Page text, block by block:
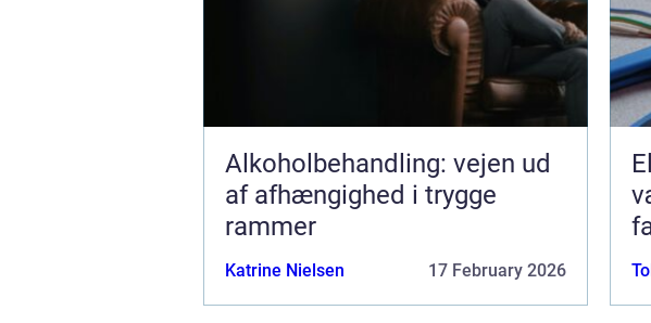
Alkoholbehandling: vejen ud
af afhængighed i trygge
rammer
Katrine Nielsen 17 February 2026